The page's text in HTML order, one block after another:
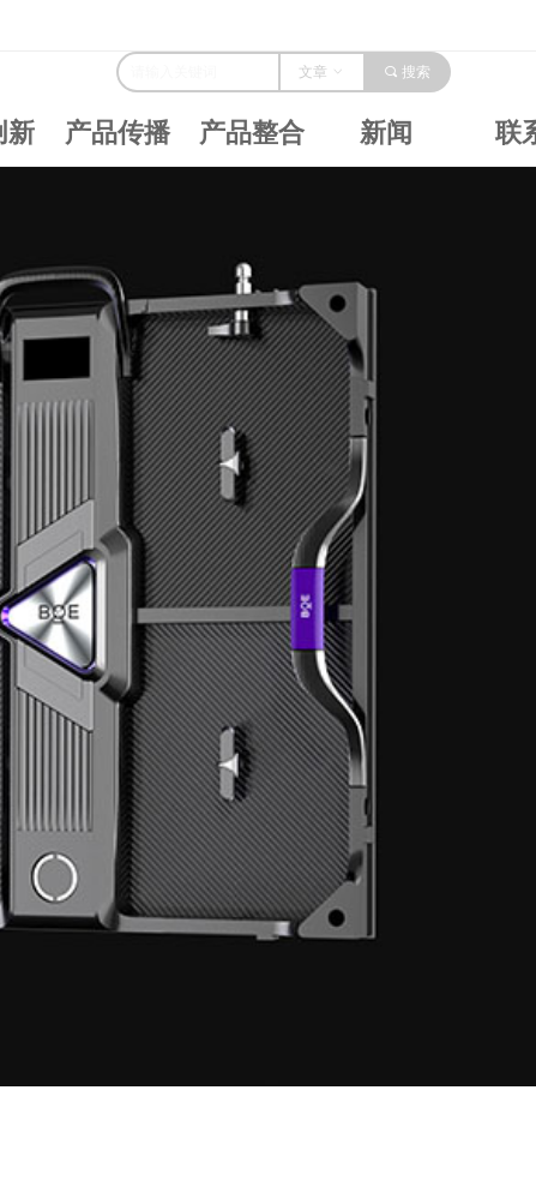
新 产品传播 产品整合 新闻 联
끠 搜索
文章 ꀁ